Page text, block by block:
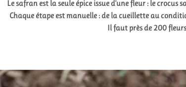
Le safran est la seule épice issue d'une fleur : le
Chaque étape est manuelle : de la cueillette au
Il faut près de 200